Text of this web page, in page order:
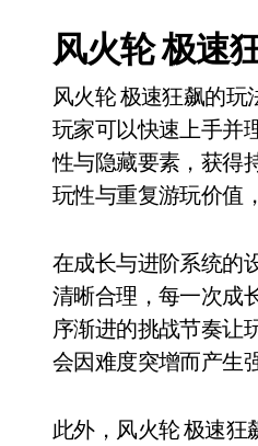
风火轮 极速
风火轮 极速狂飙的
玩家可以快速上手并
性与隐藏要素，获得
玩性与重复游玩价值
在成长与进阶系统的
清晰合理，每一次成
序渐进的挑战节奏让
会因难度突增而产生
此外，风火轮 极速